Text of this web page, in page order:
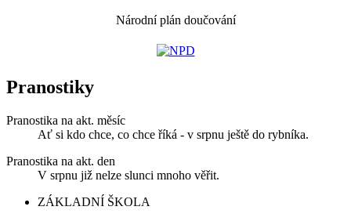
Národní plán doučování
Pranostiky
Pranostika na akt. měsíc
Ať si kdo chce, co chce říká - v srpnu ještě do rybníka.
Pranostika na akt. den
V srpnu již nelze slunci mnoho věřit.
ZÁKLADNÍ ŠKOLA